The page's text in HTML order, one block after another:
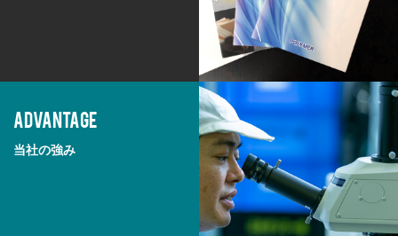
ADVANTAGE
当社の強み